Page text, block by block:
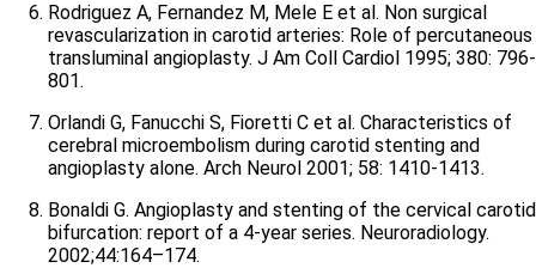
Rodriguez A, Fernandez M, Mele E et al. Non surgical
revascularization in carotid arteries: Role of percutaneous
transluminal angioplasty. J Am Coll Cardiol 1995; 380: 796-
801.
Orlandi G, Fanucchi S, Fioretti C et al. Characteristics of
cerebral microembolism during carotid stenting and
angioplasty alone. Arch Neurol 2001; 58: 1410-1413.
Bonaldi G. Angioplasty and stenting of the cervical carotid
bifurcation: report of a 4-year series. Neuroradiology.
2002;44:164–174.